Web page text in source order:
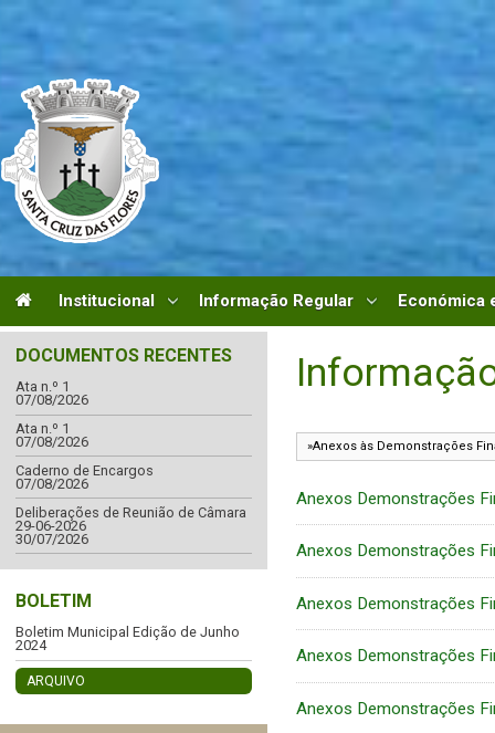
Institucional Informação Regular Económica
DOCUMENTOS RECENTES
Ata n.º 1
07/08/2026
Ata n.º 1
07/08/2026
Caderno de Encargos
07/08/2026
Deliberações de Reunião de Câmara
29-06-2026
30/07/2026
BOLETIM
Boletim Municipal Edição de Junho
2024
ARQUIVO
Anexos Demonstrações
Anexos Demonstrações
Anexos Demonstrações
Anexos Demonstrações
Anexos Demonstrações